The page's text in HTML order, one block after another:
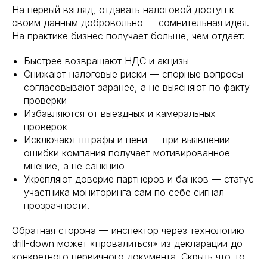
На первый взгляд, отдавать налоговой доступ к
своим данным добровольно — сомнительная идея.
На практике бизнес получает больше, чем отдаёт:
Быстрее возвращают НДС и акцизы
Снижают налоговые риски — спорные вопросы
согласовывают заранее, а не выясняют по факту
проверки
Избавляются от выездных и камеральных
проверок
Исключают штрафы и пени — при выявлении
ошибки компания получает мотивированное
мнение, а не санкцию
Укрепляют доверие партнеров и банков — статус
участника мониторинга сам по себе сигнал
прозрачности.
Обратная сторона — инспектор через технологию
drill-down может «провалиться» из декларации до
конкретного первичного документа. Скрыть что-то